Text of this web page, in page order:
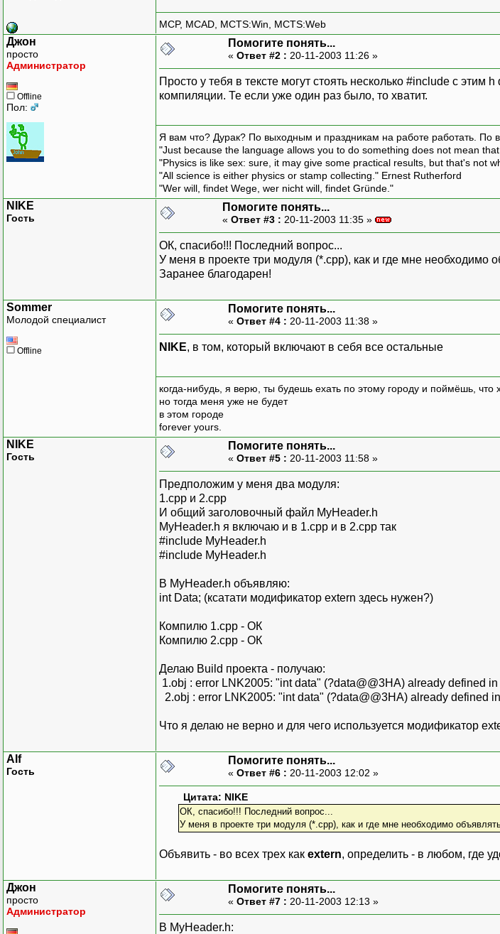
MCP, MCAD, MCTS:Win, MCTS:Web
Джон
просто
Администратор
Offline
Пол:
Помогите понять...
« Ответ #2 : 20-11-2003 11:26 »
Просто у тебя в тексте могут стоять несколько #include с
компиляции. Те если уже один раз было, то хватит.
Я вам что? Дурак? По выходным и праздникам на работе работать.
"Just because the language allows you to do something does not mean
"Physics is like sex: sure, it may give some practical results, but that's not
"All science is either physics or stamp collecting." Ernest Rutherford
"Wer will, findet Wege, wer nicht will, findet Gründe."
NIKE
Гость
Помогите понять...
« Ответ #3 : 20-11-2003 11:35 »
ОК, спасибо!!! Последний вопрос...
У меня в проекте три модуля (*.срр), как и где мне
Заранее благодарен!
Sommer
Молодой специалист
Offline
Помогите понять...
« Ответ #4 : 20-11-2003 11:38 »
NIKE, в том, который включают в себя все остальные
когда-нибудь, я верю, ты будешь ехать по этому городу и поймёшь,
но тогда меня уже не будет
в этом городе
forever yours.
NIKE
Гость
Помогите понять...
« Ответ #5 : 20-11-2003 11:58 »
Предположим у меня два модуля:
1.срр и 2.срр
И общий заголовочный файл MyHeader.h
MyHeader.h я включаю и в 1.срр и в 2.срр так
#include MyHeader.h
#include MyHeader.h
В MyHeader.h объявляю:
int Data; (ксатати модификатор extern здесь нужен?)
Компилю 1.срр - ОК
Компилю 2.срр - ОК
Делаю Build проекта - получаю:
1.obj : error LNK2005: "int data" (?data@@3HA) already defined in
2.obj : error LNK2005: "int data" (?data@@3HA) already defined
Что я делаю не верно и для чего используется модификатор
Alf
Гость
Помогите понять...
« Ответ #6 : 20-11-2003 12:02 »
Цитата: NIKE
ОК, спасибо!!! Последний вопрос...
У меня в проекте три модуля (*.срр), как и где мне необходимо
Объявить - во всех трех как extern, определить - в любом, где
Джон
просто
Администратор
Помогите понять...
« Ответ #7 : 20-11-2003 12:13 »
В MyHeader.h: